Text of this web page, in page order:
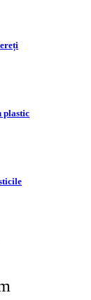
plastic